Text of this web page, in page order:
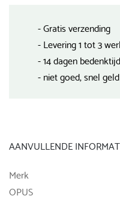
- Gratis verzending
- Levering 1 tot 3
- 14 dagen bedenktijd
- niet goed, snel
AANVULLENDE
Merk
OPUS